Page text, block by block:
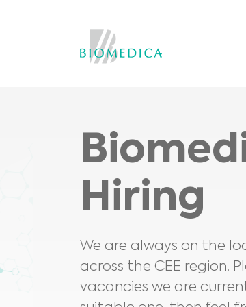
Hiring
We are always on the
across the CEE region.
vacancies we are